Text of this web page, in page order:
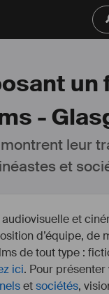
-
leur
et
et
d’équipe,
de tout type :
ici. Pour
etsociétés,